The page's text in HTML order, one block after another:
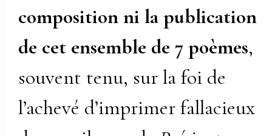
composition ni la publication
de cet ensemble de 7 poèmes,
souvent tenu, sur la foi de
l’achevé d’imprimer fallacieux